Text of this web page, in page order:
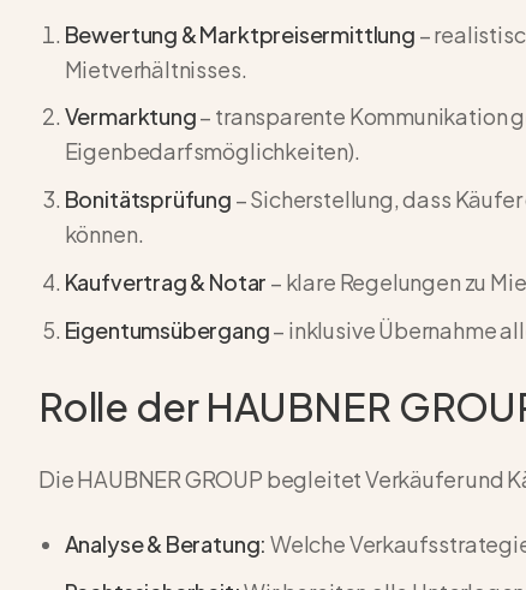
Bewertung & Marktpreisermittlung –
Mietverhältnisses.
Vermarktung– transparente Kommunikation
Eigenbedarfsmöglichkeiten).
Bonitätsprüfung – Sicherstellung, dass
können.
Kaufvertrag & Notar – klare Regelungen zu
Eigentumsübergang– inklusive Übernahme
Rolle der HAUBNER
Die HAUBNER GROUP begleitet Verkäufer und
Analyse & Beratung: Welche